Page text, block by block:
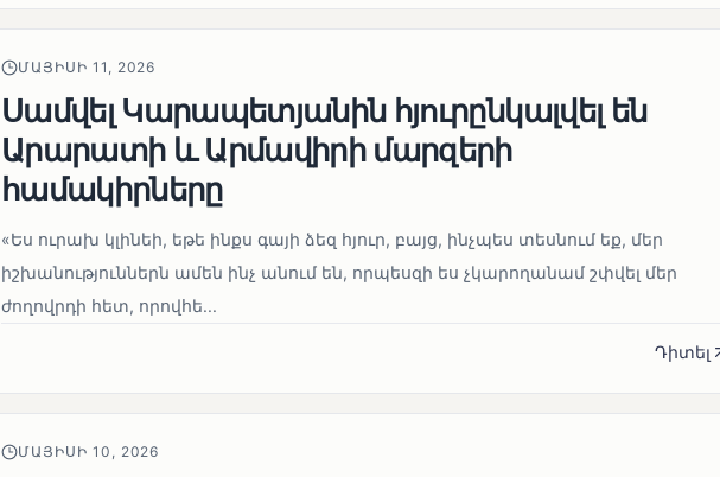
ՄԱՅԻՍԻ 11, 2026
Սամվել Կարապետյանին հյուրընկալվել են
Արարատի և Արմավիրի մարզերի
համակիրները
«Ես ուրախ կլինեի, եթե ինքս գայի ձեզ հյուր, բայց, ինչպես տեսնում եք, մեր
իշխանություններն ամեն ինչ անում են, որպեսզի ես չկարողանամ շփվել մեր
ժողովրդի հետ, որովհե...
Դիտել
ՄԱՅԻՍԻ 10, 2026